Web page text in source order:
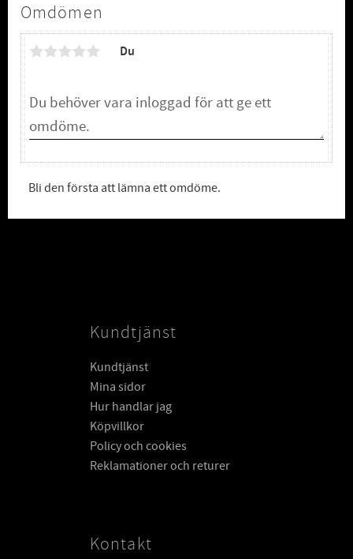
Omdömen
Du
Bli den första att lämna ett omdöme.
Kundtjänst
Kundtjänst
Mina sidor
Hur handlar jag
Köpvillkor
Policy och cookies
Reklamationer och returer
Kontakt